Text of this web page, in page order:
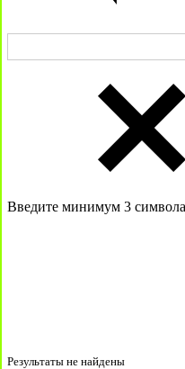
Введите минимум 3 символа
Результаты не найдены